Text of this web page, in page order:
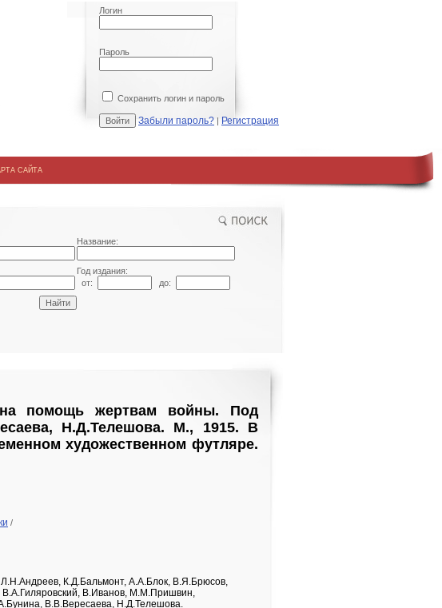
Логин
Пароль
Сохранить логин и пароль
Забыли пароль? | Регистрация
САЙТА
Название:
Год издания:
от:
до:
помощь жертвам войны. Под
Н.Д.Телешова. М., 1915. В
художественном футляре.
/
К.Д.Бальмонт, А.А.Блок, В.Я.Брюсов,
В.Иванов, М.М.Пришвин,
В.В.Вересаева, Н.Д.Телешова.